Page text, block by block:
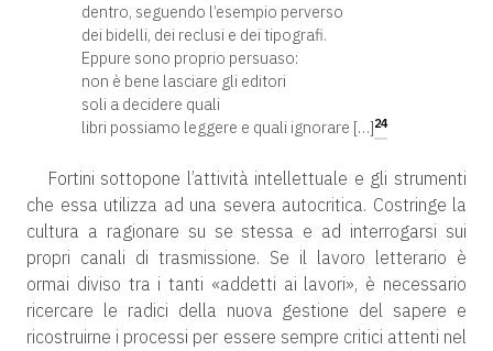
dentro, seguendo l’esempio perverso
dei bidelli, dei reclusi e dei tipografi.
Eppure sono proprio persuaso:
non è bene lasciare gli editori
soli a decidere quali
libri possiamo leggere e quali ignorare […]24
Fortini sottopone l’attività intellettuale e gli strumenti
che essa utilizza ad una severa autocritica. Costringe la
cultura a ragionare su se stessa e ad interrogarsi sui
propri canali di trasmissione. Se il lavoro letterario è
ormai diviso tra i tanti «addetti ai lavori», è necessario
ricercare le radici della nuova gestione del sapere e
ricostruirne i processi per essere sempre critici attenti nel